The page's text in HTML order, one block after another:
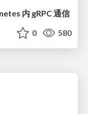
内 gRPC 通信
0 580